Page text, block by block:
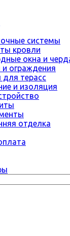
системы
кровли
окна и
ограждения
терасс
и изоляция
отделка